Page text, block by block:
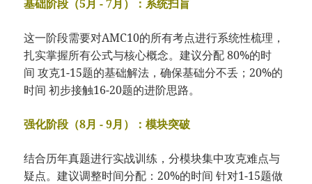
基础阶段（5月 - 7月）：系统扫盲
这一阶段需要对AMC10的所有考点进行系统性梳理，
扎实掌握所有公式与核心概念。建议分配 80%的时
间 攻克1-15题的基础解法，确保基础分不丢；20%的
时间 初步接触16-20题的进阶思路。
强化阶段（8月 - 9月）：模块突破
结合历年真题进行实战训练，分模块集中攻克难点与
疑点。建议调整时间分配：20%的时间 针对1-15题做